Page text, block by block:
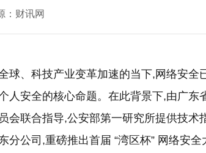
：财讯网
球、科技产业变革加速的当下,网络安全
人安全的核心命题。在此背景下,由广东
会联合指导,公安部第一研究所提供技术
分公司,重磅推出首届 “湾区杯” 网络安